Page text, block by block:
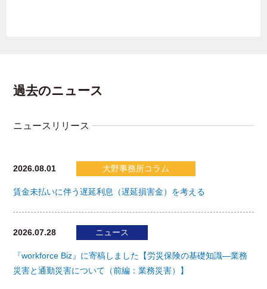
過去のニュース
ニュースリリース
2026.08.01 大野事務所コラム
賃金未払いに伴う遅延利息（遅延損害金）を考える
2026.07.28 ニュース
『workforce Biz』に寄稿しました【労災保険の基礎知識―業務
災害と通勤災害について（前編：業務災害）】